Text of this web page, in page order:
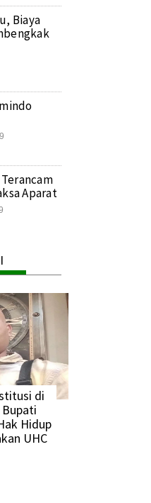
Biaya
Aparat
di
Bupati
Hidup
UHC